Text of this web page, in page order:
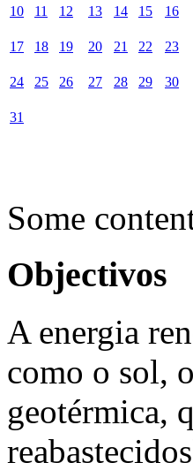
10 11 12 13 14 15 16
17 18 19 20 21 22 23
24 25 26 27 28 29 30
31
Some
Objectivos
A energia
como o sol,
geotérmica,